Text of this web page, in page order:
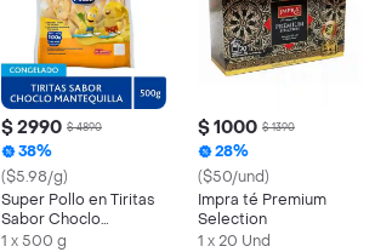
$ 2990 $ 4890
38%
($5.98/g)
Super Pollo en Tiritas
Sabor Choclo
Mantequilla
1 x 500 g
$ 1000 $ 1390
28%
($50/und)
Impra té Premium
Selection
1 x 20 Und